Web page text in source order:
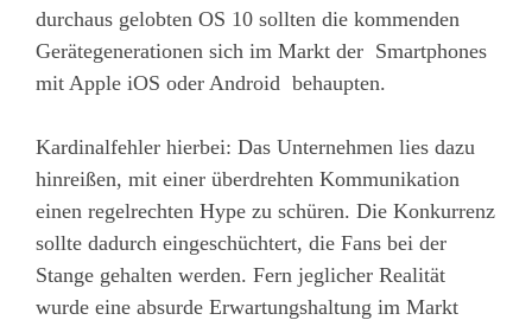
durchaus gelobten OS 10 sollten die kommenden
Gerätegenerationen sich im Markt der Smartphones
mit Apple iOS oder Android behaupten.
Kardinalfehler hierbei: Das Unternehmen lies dazu
hinreißen, mit einer überdrehten Kommunikation
einen regelrechten Hype zu schüren. Die Konkurrenz
sollte dadurch eingeschüchtert, die Fans bei der
Stange gehalten werden. Fern jeglicher Realität
wurde eine absurde Erwartungshaltung im Markt